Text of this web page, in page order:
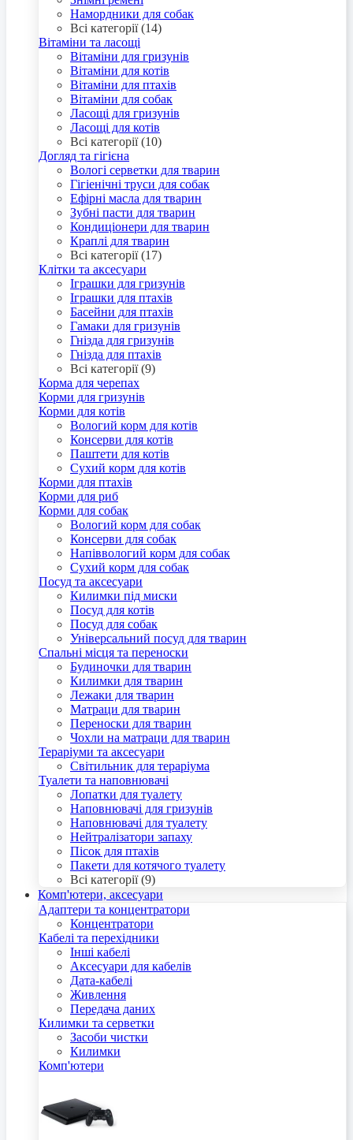
Намордники для собак
Всі категорії (14)
Вітаміни та ласощі
Вітаміни для гризунів
Вітаміни для котів
Вітаміни для птахів
Вітаміни для собак
Ласощі для гризунів
Ласощі для котів
Всі категорії (10)
Догляд та гігієна
Вологі серветки для тварин
Гігіенічні труси для собак
Ефірні масла для тварин
Зубні пасти для тварин
Кондиціонери для тварин
Краплі для тварин
Всі категорії (17)
Клітки та аксесуари
Іграшки для гризунів
Іграшки для птахів
Басейни для птахів
Гамаки для гризунів
Гнізда для гризунів
Гнізда для птахів
Всі категорії (9)
Корма для черепах
Корми для гризунів
Корми для котів
Вологий корм для котів
Консерви для котів
Паштети для котів
Сухий корм для котів
Корми для птахів
Корми для риб
Корми для собак
Вологий корм для собак
Консерви для собак
Напіввологий корм для собак
Сухий корм для собак
Посуд та аксесуари
Килимки під миски
Посуд для котів
Посуд для собак
Універсальний посуд для тварин
Спальні місця та переноски
Будиночки для тварин
Килимки для тварин
Лежаки для тварин
Матраци для тварин
Переноски для тварин
Чохли на матраци для тварин
Тераріуми та аксесуари
Світильник для тераріума
Туалети та наповнювачі
Лопатки для туалету
Наповнювачі для гризунів
Наповнювачі для туалету
Нейтралізатори запаху
Пісок для птахів
Пакети для котячого туалету
Всі категорії (9)
Комп'ютери, аксесуари
Адаптери та концентратори
Концентратори
Кабелі та перехідники
Інші кабелі
Аксесуари для кабелів
Дата-кабелі
Живлення
Передача даних
Килимки та серветки
Засоби чистки
Килимки
Комп'ютери